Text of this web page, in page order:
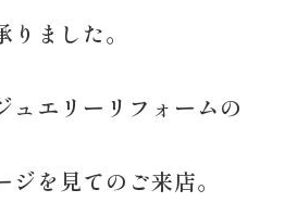
りました。
ュエリーリフォームの
ジを見てのご来店。